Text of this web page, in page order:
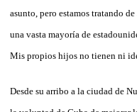
asunto, pero estamos tratando
una vasta mayoría de
Mis propios hijos no tienen ni
Desde su arribo a la ciudad de